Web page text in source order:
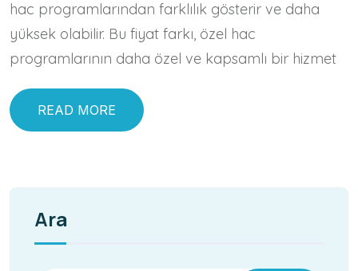
hac programlarından farklılık gösterir ve daha
yüksek olabilir. Bu fiyat farkı, özel hac
programlarının daha özel ve kapsamlı bir hizmet
READ MORE
Ara